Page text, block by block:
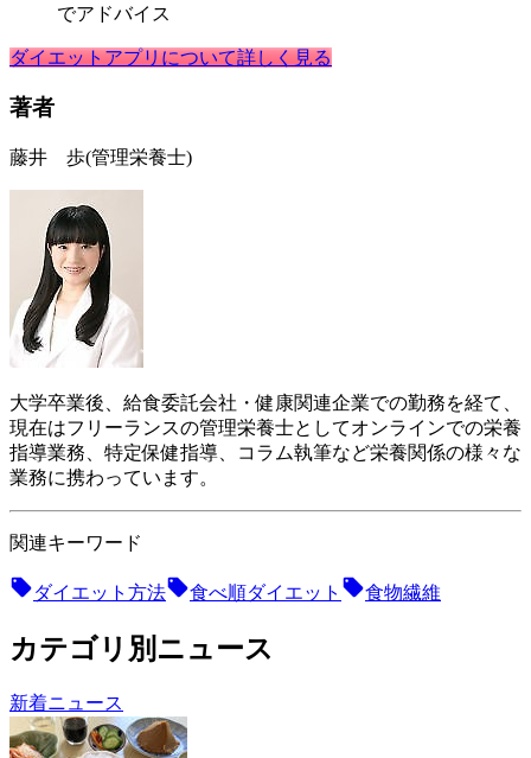
でアドバイス
ダイエットアプリについて詳しく見る
著者
藤井 歩(管理栄養士)
大学卒業後、給食委託会社・健康関連企業での勤務を経て、
現在はフリーランスの管理栄養士としてオンラインでの栄養
指導業務、特定保健指導、コラム執筆など栄養関係の様々な
業務に携わっています。
関連キーワード
ダイエット方法 食べ順ダイエット 食物繊維
カテゴリ別ニュース
新着ニュース